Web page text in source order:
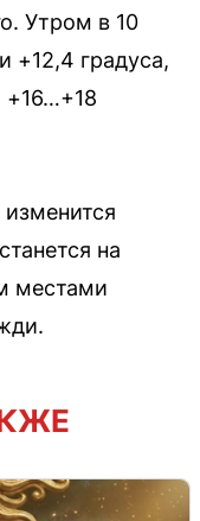
Утром в 10
+12,4 градуса,
+16…+18
на
местами